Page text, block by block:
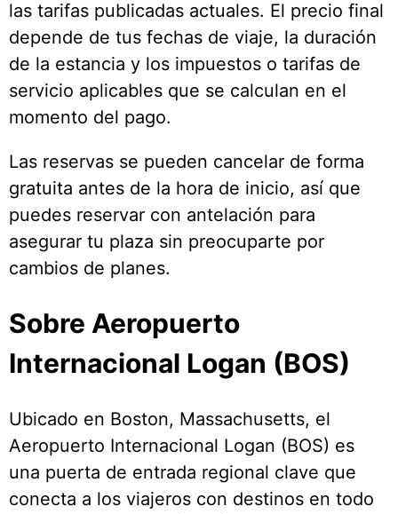
las tarifas publicadas actuales. El precio final
depende de tus fechas de viaje, la duración
de la estancia y los impuestos o tarifas de
servicio aplicables que se calculan en el
momento del pago.
Las reservas se pueden cancelar de forma
gratuita antes de la hora de inicio, así que
puedes reservar con antelación para
asegurar tu plaza sin preocuparte por
cambios de planes.
Sobre Aeropuerto
Internacional Logan (BOS)
Ubicado en Boston, Massachusetts, el
Aeropuerto Internacional Logan (BOS) es
una puerta de entrada regional clave que
conecta a los viajeros con destinos en todo